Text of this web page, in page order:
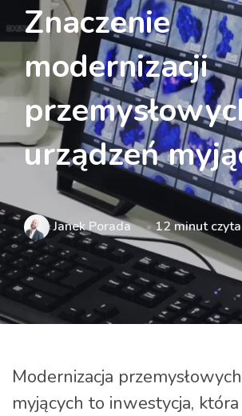
Znaczenie
modernizacji
urządzeń
Janek Porada 12 minut
Modernizacja
myjących to inwestycja,